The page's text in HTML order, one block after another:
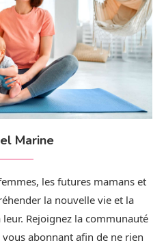
Marine
les futures mamans et
la nouvelle vie et la
Rejoignez la communauté
abonnant afin de ne rien